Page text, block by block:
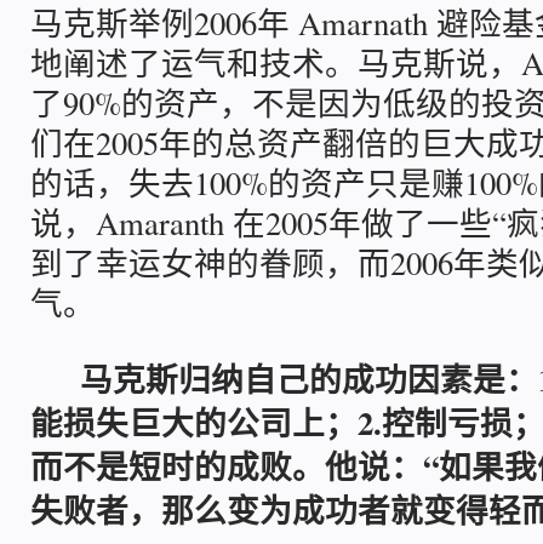
马克斯举例2006年 Amarnath 避险
地阐述了运气和技术。马克斯说，
了90%的资产，不是因为低级的投
们在2005年的总资产翻倍的巨大成
的话，失去100%的资产只是赚
说，Amaranth 在2005年做了一些“
到了幸运女神的眷顾，而2006年类
气。
马克斯归纳自己的成功因素是：
能损失巨大的公司上；2.控制亏损
而不是短时的成败。他说：“如果
失败者，那么变为成功者就变得轻